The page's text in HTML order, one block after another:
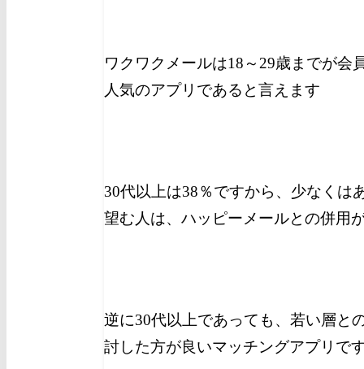
ワクワクメールは18～29歳までが会
人気のアプリであると言えます
30代以上は38％ですから、少な くは
望む人は、ハッピーメールとの併用
逆に30代以上であっても、若い層と
討した方が良いマッチングアプリで